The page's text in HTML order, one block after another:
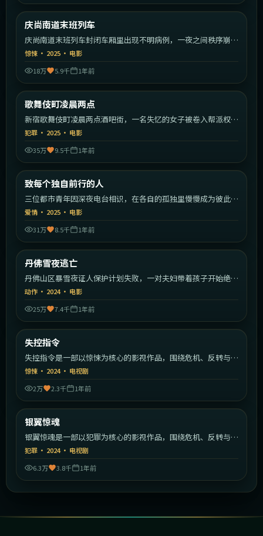
最新
庆尚南道末班列车
庆尚南道末班列车封闭车厢里出现不明病例，一夜之间秩序崩
塌。
惊悚 · 2025 · 电影
18万
5.9千 1年前
最新
歌舞伎町凌晨两点
新宿歌舞伎町凌晨两点酒吧街，一名失忆的女子被卷入帮派权力
斗争。
犯罪 · 2025 · 电影
35万
9.5千 1年前
最新
致每个独自前行的人
三位都市青年因深夜电台相识，在各自的孤独里慢慢成为彼此的
灯塔。
爱情 · 2025 · 电影
31万
8.5千 1年前
最新
丹佛雪夜逃亡
丹佛山区暴雪夜证人保护计划失败，一对夫妇带着孩子开始绝命
逃亡。
动作 · 2024· 电影
25万
7.4千 1年前
最新
失控指令
失控指令是一部以惊悚为核心的影视作品，围绕危机、反转与人
物成长展开，整体节奏紧凑，值得推荐观看。
惊悚 · 2024· 电视剧
2万
2.3千 1年前
最新
银翼惊魂
银翼惊魂是一部以犯罪为核心的影视作品，围绕危机、反转与人
物成长展开，整体节奏紧凑，值得推荐观看。
犯罪 · 2024· 电视剧
6.3万
3.8千 1年前